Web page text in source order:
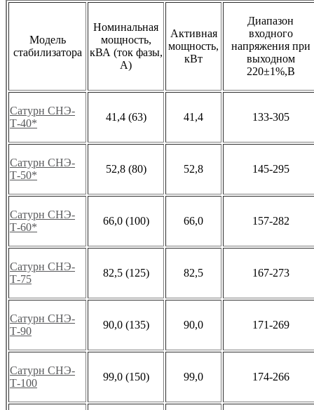
Модель
стабилизатора
Номинальная
мощность,
кВА (ток фазы,
А)
Активная
мощность,
кВт
Диапазон
входного
напряжения при
выходном
220±1%,В
Сатурн СНЭ-
Т-40*
41,4 (63) 41,4 133-305
Сатурн СНЭ-
Т-50*
52,8 (80) 52,8 145-295
Сатурн СНЭ-
Т-60*
66,0 (100) 66,0 157-282
Сатурн СНЭ-
Т-75
82,5 (125) 82,5 167-273
Сатурн СНЭ-
Т-90
90,0 (135) 90,0 171-269
Сатурн СНЭ-
Т-100
99,0 (150) 99,0 174-266